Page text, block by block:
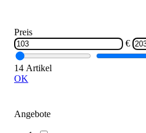
Preis
€
14 Artikel
OK
Angebote
Zum Produkt
Längere Lieferzeit